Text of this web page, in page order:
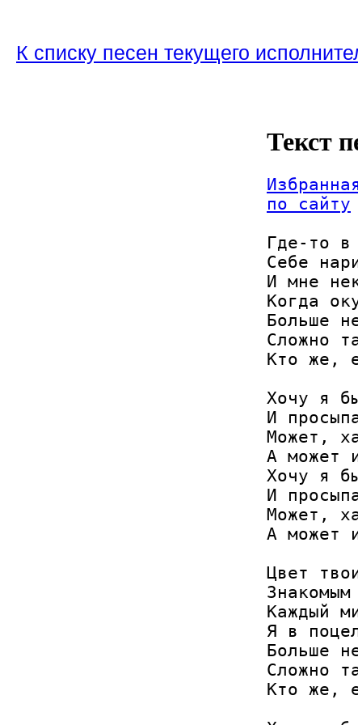
К списку песен текущего
Текст
по сайту
Где-то в
Себе
И мне
Когда
Больше
Сложно
Кто же,
Хочу я
И
Может,
А может
Хочу я
И
Может,
А может
Цвет
Каждый
Я в
Больше
Сложно
Кто же,